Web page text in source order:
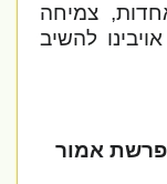
צמיחה
להשיב
אמור